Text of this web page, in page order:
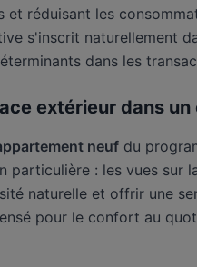
et réduisant les
s'inscrit naturellement
dans les
extérieur dans
neuf du
particulière : les vues sur
naturelle et offrir une
pour le confort au